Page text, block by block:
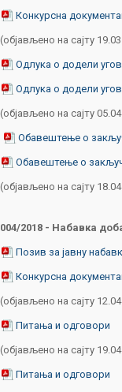
Конкурсна
(објављено на сајту
Одлука о додели
Одлука о додели
(објављено на сајту
Обавештење о
Обавештење о
(објављено на сајту
004/2018 - Набавка
Позив за јавну
Конкурсна
(објављено на сајту
Питања и одговори
(објављено на сајту
Питања и одговори